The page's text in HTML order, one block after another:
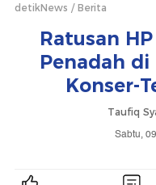
detikNews Berita
Ratusan
Penadah di
Konser-
Taufiq
Sabtu,